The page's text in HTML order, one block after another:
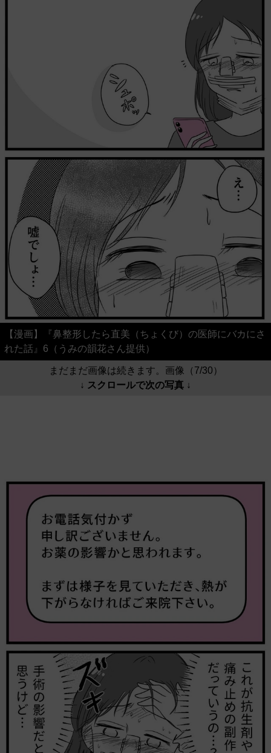
【漫画】『鼻整形したら直美（ちょくび）の医師にバカにさ
れた話』6（うみの韻花さん提供）
まだまだ画像は続きます。画像（7/30）
↓ スクロールで次の写真 ↓